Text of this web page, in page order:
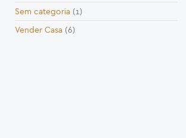
Sem categoria (1)
Vender Casa (6)